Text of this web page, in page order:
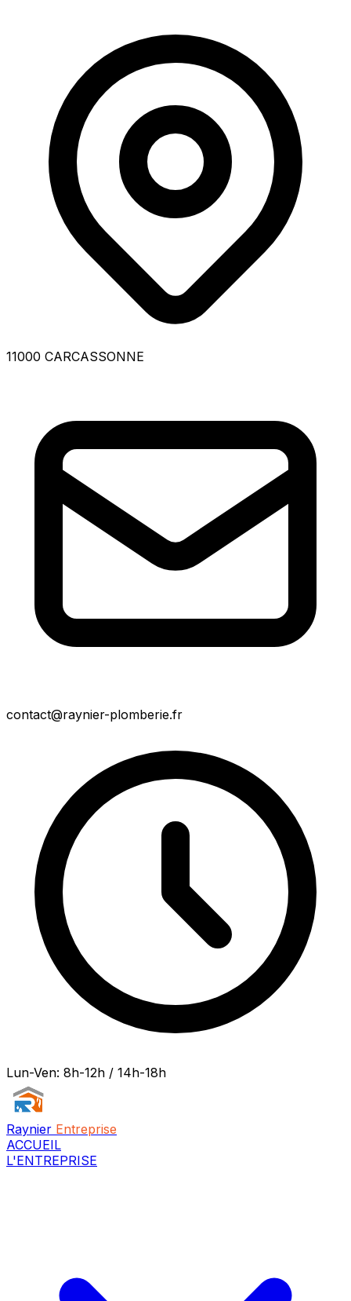
11000 CARCASSONNE
contact@raynier-plomberie.fr
Lun-Ven: 8h-12h / 14h-18h
Raynier Entreprise
ACCUEIL
L'ENTREPRISE